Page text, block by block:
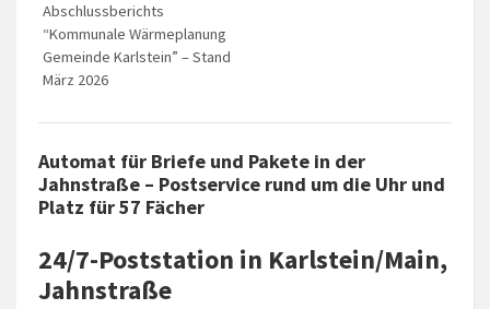
Abschlussberichts
“Kommunale Wärmeplanung
Gemeinde Karlstein” – Stand
März 2026
Automat für Briefe und Pakete in der
Jahnstraße – Postservice rund um die Uhr und
Platz für 57 Fächer
24/7-Poststation in Karlstein/Main,
Jahnstraße